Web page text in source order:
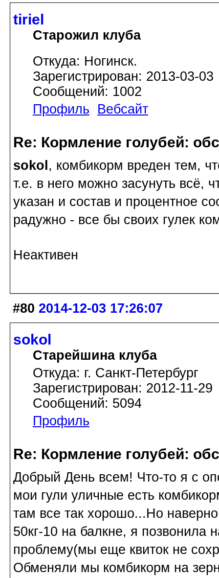
tiriel
Старожил клуба
Откуда: Ногинск.
Зарегистрирован: 2013-03-03
Сообщений: 1002
Профиль
Вебсайт
Re: Кормление голубей:
sokol , комбикорм вреден тем,
т.е. в него можно засунуть всё,
указан и состав и процентное
радужно - все бы своих гулек
Неактивен
#80 2014-12-03 17:26:07
sokol
Старейшина клуба
Откуда: г. Санкт-Петербург
Зарегистрирован: 2012-11-29
Сообщений: 5094
Профиль
Re: Кормление голубей:
Добрый День всем! Что-то я с
мои гули уличные есть
там все так хорошо...Но
50кг-10 на балкне, я позвонила
проблему(мы еще квиток не
Обменяли мы комбикорм на